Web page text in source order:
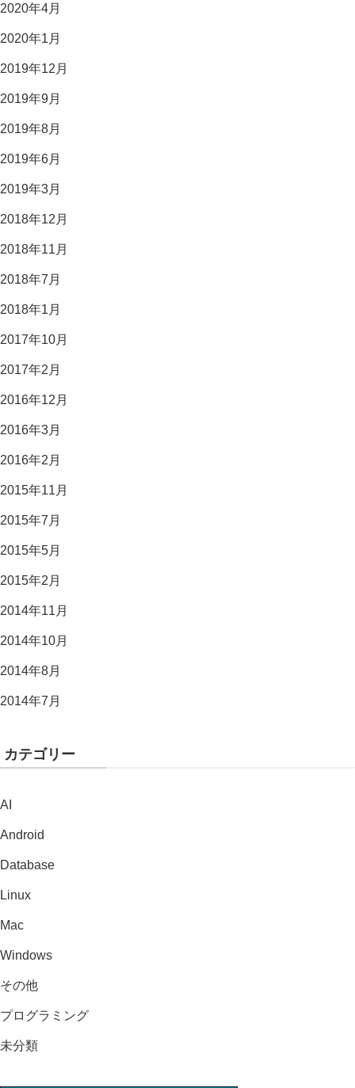
2020年4月
2020年1月
2019年12月
2019年9月
2019年8月
2019年6月
2019年3月
2018年12月
2018年11月
2018年7月
2018年1月
2017年10月
2017年2月
2016年12月
2016年3月
2016年2月
2015年11月
2015年7月
2015年5月
2015年2月
2014年11月
2014年10月
2014年8月
2014年7月
カテゴリー
AI
Android
Database
Linux
Mac
Windows
その他
プログラミング
未分類